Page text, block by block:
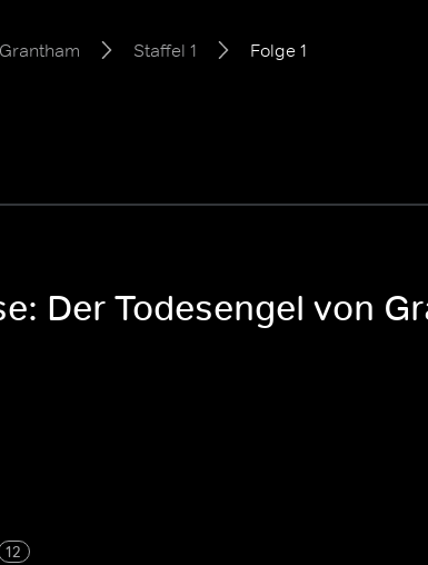
Staffel 1 Folge 1
Der Todesengel von
12